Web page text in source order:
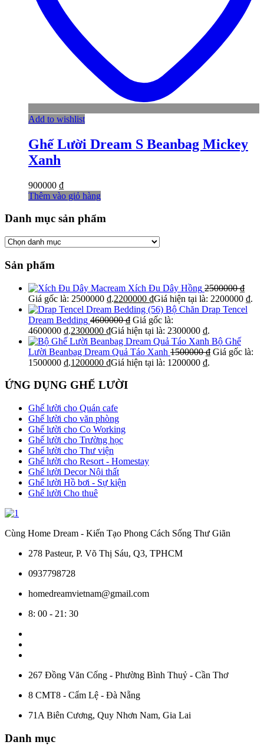
Add to wishlist
Ghế Lười Dream S Beanbag Mickey
Xanh
900000 ₫
Thêm vào giỏ hàng
Danh mục sản phẩm
Sản phẩm
Xích Đu Dây Hồng 2500000₫
Giá gốc là: 2500000 ₫.2200000 ₫Giá hiện tại là: 2200000 ₫.
Bộ Chăn Drap Tencel
Dream Bedding 4600000₫ Giá gốc là:
4600000 ₫.2300000 ₫Giá hiện tại là: 2300000 ₫.
Bộ Ghế
Lười Beanbag Dream Quả Táo Xanh 1500000₫ Giá gốc là:
1500000 ₫.1200000 ₫Giá hiện tại là: 1200000 ₫.
ỨNG DỤNG GHẾ LƯỜI
Ghế lười cho Quán cafe
Ghế lười cho văn phòng
Ghế lười cho Co Working
Ghế lười cho Trường học
Ghế lười cho Thư viện
Ghế lười cho Resort - Homestay
Ghế lười Decor Nội thất
Ghế lười Hồ bơi - Sự kiện
Ghế lười Cho thuê
Cùng Home Dream - Kiến Tạo Phong Cách Sống Thư Giãn
278 Pasteur, P. Võ Thị Sáu, Q3, TPHCM
0937798728
homedreamvietnam@gmail.com
8: 00 - 21: 30
267 Đồng Văn Cống - Phường Bình Thuỷ - Cần Thơ
8 CMT8 - Cẩm Lệ - Đà Nẵng
71A Biên Cương, Quy Nhơn Nam, Gia Lai
Danh mục